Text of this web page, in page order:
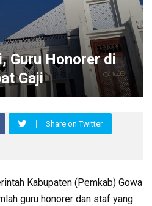
Guru Honorer di
Gaji
Share on Twitter
Kabupaten (Pemkab) Gowa
guru honorer dan staf yang